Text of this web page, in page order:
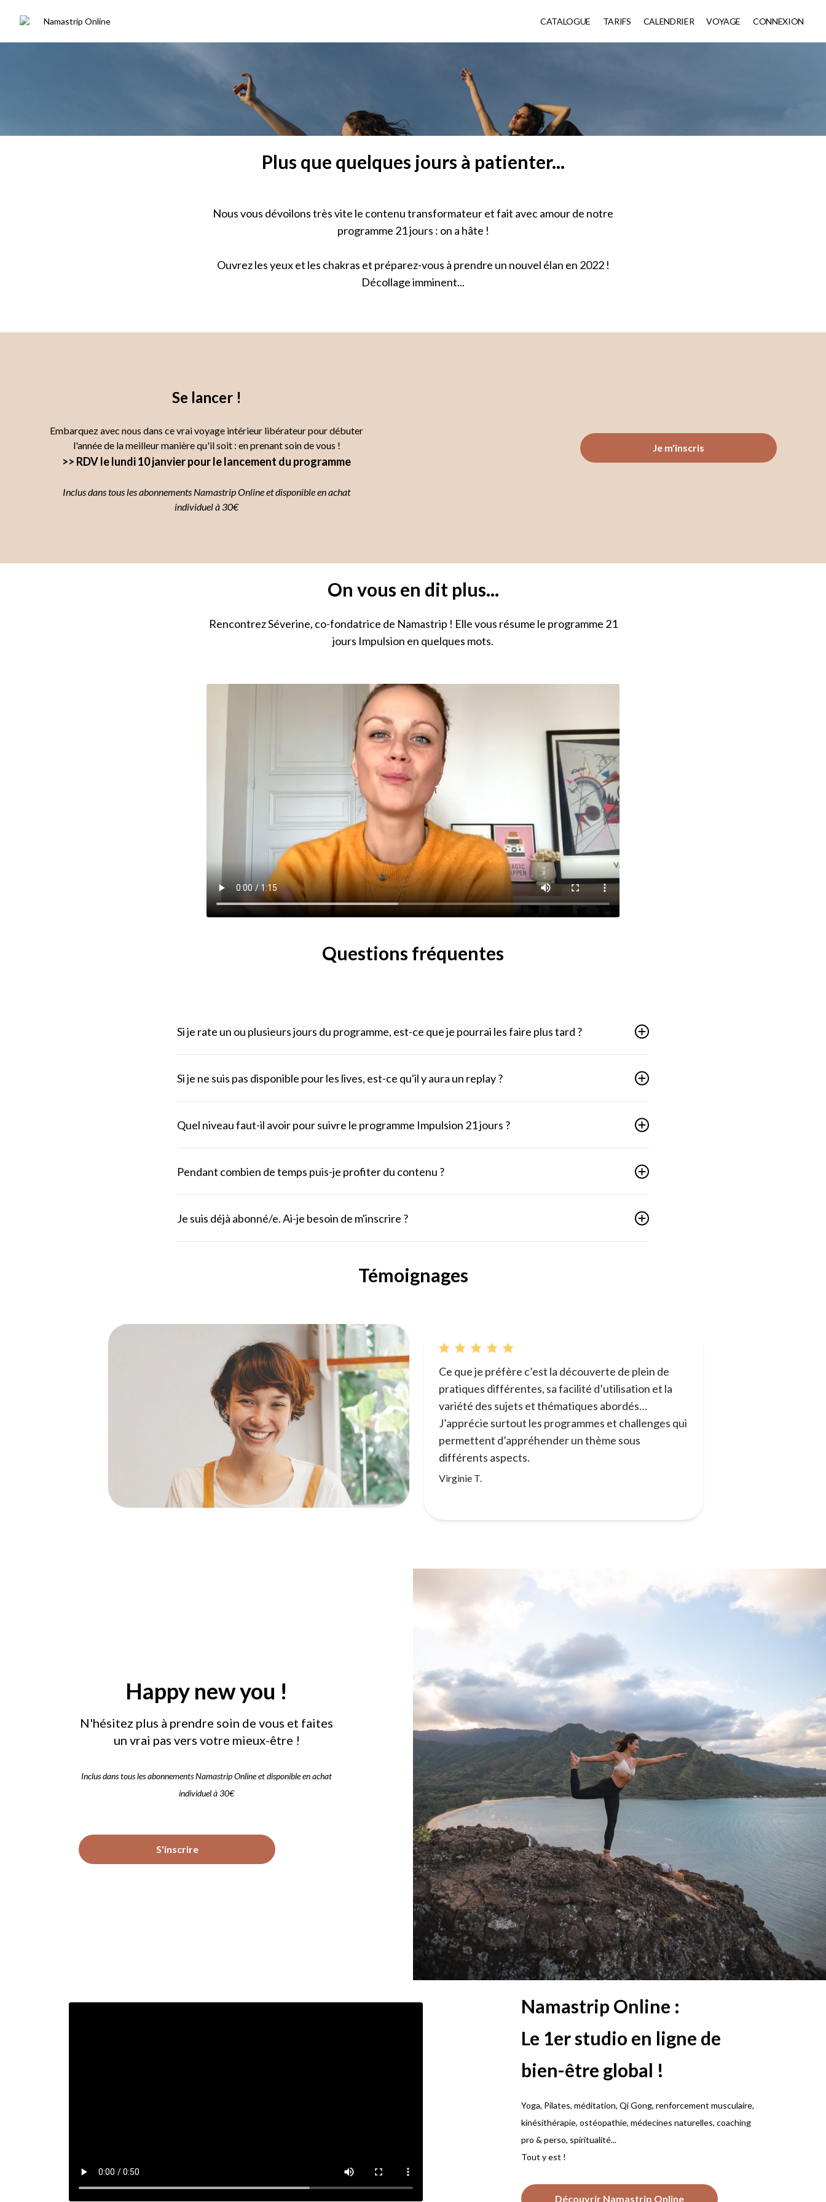
CATALOGUE TARIFS CALENDRIER VOYAGE CONNEXION
Plus que quelques jours à patienter...
Nous vous dévoilons très vite le contenu transformateur et fait avec amour de notre
programme 21 jours : on a hâte !
Ouvrez les yeux et les chakras et préparez-vous à prendre un nouvel élan en 2022 !
Décollage imminent...
Se lancer !
Embarquez avec nous dans ce vrai voyage intérieur libérateur pour débuter
l'année de la meilleur manière qu'il soit : en prenant soin de vous !
>> RDV le lundi 10 janvier pour le lancement du programme
Inclus dans tous les abonnements Namastrip Online et disponible en achat
individuel à 30€
Je m'inscris
On vous en dit plus...
Rencontrez Séverine, co-fondatrice de Namastrip ! Elle vous résume le programme 21
jours Impulsion en quelques mots.
Questions fréquentes
Si je rate un ou plusieurs jours du programme, est-ce que je pourrai les faire plus tard ?
Si je ne suis pas disponible pour les lives, est-ce qu'il y aura un replay ?
Quel niveau faut-il avoir pour suivre le programme Impulsion 21 jours ?
Pendant combien de temps puis-je profiter du contenu ?
Je suis déjà abonné/e. Ai-je besoin de m'inscrire ?
Témoignages
Ce que je préfère c’est la découverte de plein de
pratiques différentes, sa facilité d’utilisation et la
variété des sujets et thématiques abordés…
J’apprécie surtout les programmes et challenges qui
permettent d’appréhender un thème sous
différents aspects.
Virginie T.
Happy new you !
N'hésitez plus à prendre soin de vous et faites
un vrai pas vers votre mieux-être !
Inclus dans tous les abonnements Namastrip Online et disponible en achat
individuel à 30€
S'inscrire
Namastrip Online :
Le 1er studio en ligne de
bien-être global !
Yoga, Pilates, méditation, Qi Gong, renforcement musculaire,
kinésithérapie, ostéopathie, médecines naturelles, coaching
pro & perso, spiritualité...
Tout y est !
Découvrir Namastrip Online